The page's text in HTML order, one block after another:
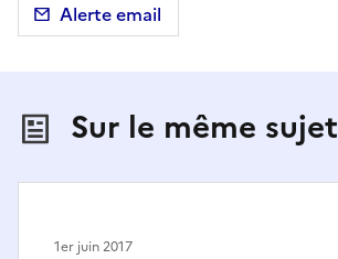
Alerte email
Sur le même sujet
1er juin 2017